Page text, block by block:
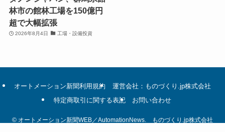
林市の館林工場を150億円
超で大幅拡張
2026年8月4日 工場・設備投資
オートメーション新聞利用規約
運営会社：ものづくり.jp株式会社
特定商取引に関する表記
お問い合わせ
© オートメーション新聞WEB／AutomationNews. ものづくり.jp株式会社